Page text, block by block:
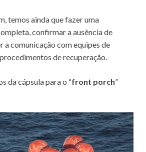
temos ainda que fazer uma
confirmar a ausência de
a comunicação com equipes de
de recuperação.
da cápsula para o “front porch”